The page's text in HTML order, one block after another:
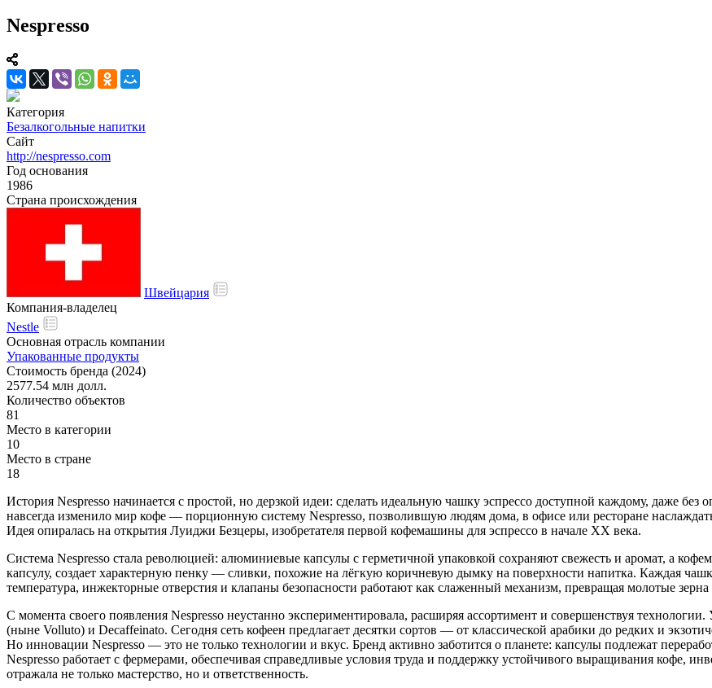
Nespresso
Категория
Безалкогольные напитки
Сайт
http://nespresso.com
Год основания
1986
Страна происхождения
Швейцария
Компания-владелец
Nestle
Основная отрасль компании
Упакованные продукты
Стоимость бренда (2024)
2577.54 млн долл.
Количество объектов
81
Место в категории
10
Место в стране
18
История Nespresso начинается с простой, но дерзкой идеи: сделать идеальную чашку эспрессо доступной каждому, даже без
навсегда изменило мир кофе — порционную систему Nespresso, позволившую людям дома, в офисе или ресторане
Идея опиралась на открытия Луиджи Безцеры, изобретателя первой кофемашины для эспрессо в начале XX века.
Система Nespresso стала революцией: алюминиевые капсулы с герметичной упаковкой сохраняют свежесть и аромат, а
капсулу, создает характерную пенку — сливки, похожие на лёгкую коричневую дымку на поверхности напитка. Каждая
температура, инжекторные отверстия и клапаны безопасности работают как слаженный механизм, превращая молотые
С момента своего появления Nespresso неустанно экспериментировала, расширяя ассортимент и совершенствуя
(ныне Volluto) и Decaffeinato. Сегодня сеть кофеен предлагает десятки сортов — от классической арабики до редких и
Но инновации Nespresso — это не только технологии и вкус. Бренд активно заботится о планете: капсулы подлежат
Nespresso работает с фермерами, обеспечивая справедливые условия труда и поддержку устойчивого выращивания кофе,
отражала не только мастерство, но и ответственность.